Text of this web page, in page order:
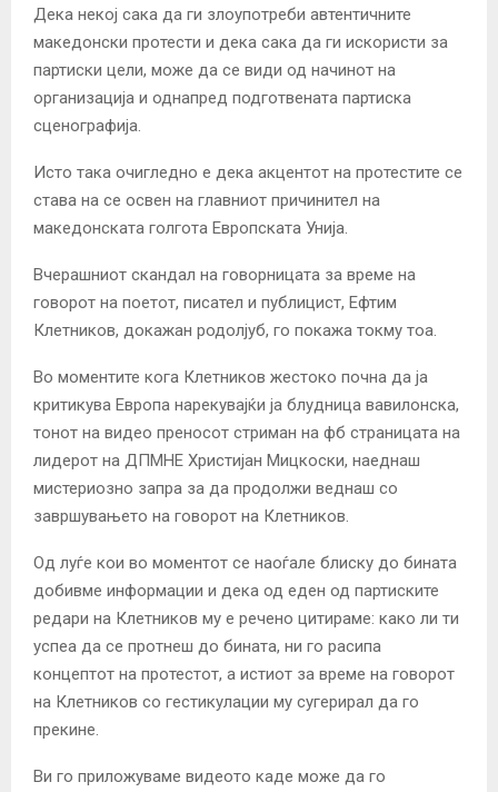
Дека некој сака да ги злоупотреби автентичните
македонски протести и дека сака да ги искористи за
партиски цели, може да се види од начинот на
организација и однапред подготвената партиска
сценографија.
Исто така очигледно е дека акцентот на протестите се
става на се освен на главниот причинител на
македонската голгота Европската Унија.
Вчерашниот скандал на говорницата за време на
говорот на поетот, писател и публицист, Ефтим
Клетников, докажан родолјуб, го покажа токму тоа.
Во моментите кога Клетников жестоко почна да ја
критикува Европа нарекувајќи ја блудница вавилонска,
тонот на видео преносот стриман на фб страницата на
лидерот на ДПМНЕ Христијан Мицкоски, наеднаш
мистериозно запра за да продолжи веднаш со
завршувањето на говорот на Клетников.
Од луѓе кои во моментот се наоѓале блиску до бината
добивме информации и дека од еден од партиските
редари на Клетников му е речено цитираме: како ли ти
успеа да се протнеш до бината, ни го расипа
концептот на протестот, а истиот за време на говорот
на Клетников со гестикулации му сугерирал да го
прекине.
Ви го приложуваме видеото каде може да го